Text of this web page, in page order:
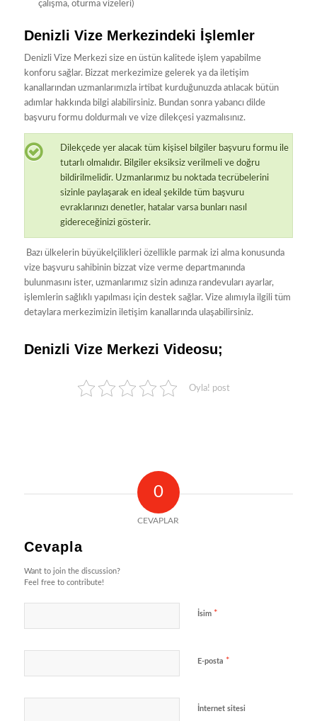
çalışma, oturma vizeleri)
Denizli Vize Merkezindeki İşlemler
Denizli Vize Merkezi size en üstün kalitede işlem yapabilme
konforu sağlar. Bizzat merkezimize gelerek ya da iletişim
kanallarından uzmanlarımızla irtibat kurduğunuzda atılacak bütün
adımlar hakkında bilgi alabilirsiniz. Bundan sonra yabancı dilde
başvuru formu doldurmalı ve vize dilekçesi yazmalısınız.
Dilekçede yer alacak tüm kişisel bilgiler başvuru formu ile
tutarlı olmalıdır. Bilgiler eksiksiz verilmeli ve doğru
bildirilmelidir. Uzmanlarımız bu noktada tecrübelerini
sizinle paylaşarak en ideal şekilde tüm başvuru
evraklarınızı denetler, hatalar varsa bunları nasıl
gidereceğinizi gösterir.
Bazı ülkelerin büyükelçilikleri özellikle parmak izi alma konusunda
vize başvuru sahibinin bizzat vize verme departmanında
bulunmasını ister, uzmanlarımız sizin adınıza randevuları ayarlar,
işlemlerin sağlıklı yapılması için destek sağlar. Vize alımıyla ilgili tüm
detaylara merkezimizin iletişim kanallarında ulaşabilirsiniz.
Denizli Vize Merkezi Videosu;
Oyla! post
0
CEVAPLAR
Cevapla
Want to join the discussion?
Feel free to contribute!
İsim *
E-posta *
İnternet sitesi